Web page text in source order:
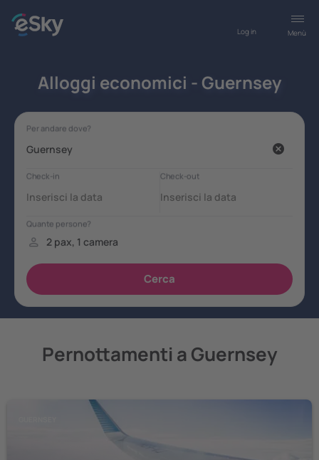
Menù
Log in
Alloggi economici - Guernsey
Pernottamenti a Guernsey